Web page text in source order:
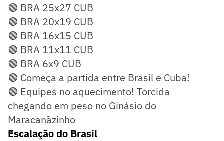
🟢 BRA 25x27 CUB
🟢 BRA 20x19 CUB
🟢 BRA 16x15 CUB
🟢 BRA 11x11 CUB
🟢 BRA 6x9 CUB
🟢 Começa a partida entre Brasil e Cuba!
🟢 Equipes no aquecimento! Torcida
chegando em peso no Ginásio do
Maracanãzinho
Escalação do Brasil